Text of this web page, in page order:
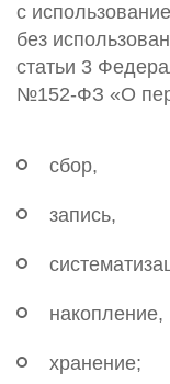
с
без
статьи 3
№152-ФЗ «О
сбор,
запись,
накопление,
хранение;